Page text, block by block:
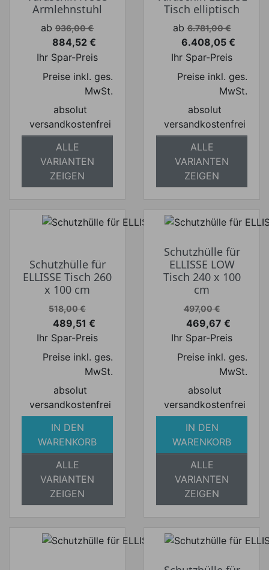
Armlehnstuhl
Verkaufspreis
ab 936,00 €
Preis
884,52 €
Ihr Spar-Preis
Preise inkl. ges.
MwSt.
absolut
versandkostenfrei
ALLE
VARIANTEN
ZEIGEN
Tisch elliptisch
Verkaufspreis
ab 6.781,00 €
Preis
6.408,05 €
Ihr Spar-Preis
Preise inkl. ges.
MwSt.
absolut
versandkostenfrei
ALLE
VARIANTEN
ZEIGEN
Schutzhülle für
ELLISSE Tisch 260
x 100 cm
Verkaufspreis
518,00 €
Preis
489,51 €
Ihr Spar-Preis
Preise inkl. ges.
MwSt.
absolut
versandkostenfrei
IN DEN
WARENKORB
ALLE
VARIANTEN
ZEIGEN
Schutzhülle für
ELLISSE LOW
Tisch 240 x 100
cm
Verkaufspreis
497,00 €
Preis
469,67 €
Ihr Spar-Preis
Preise inkl. ges.
MwSt.
absolut
versandkostenfrei
IN DEN
WARENKORB
ALLE
VARIANTEN
ZEIGEN